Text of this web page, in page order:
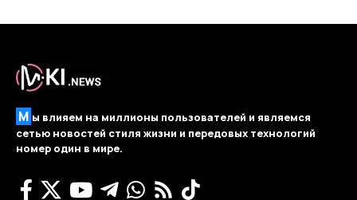
М ы влияем на миллионы пользователей и являемся
сетью новостей стиля жизни и передовых технологий
номер один в мире.